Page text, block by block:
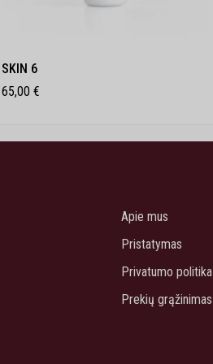
SKIN 6
65,00 €
Apie mus
Pristatymas
Privatumo politika
Prekių grąžinimas